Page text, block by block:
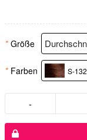
* Größe
* Farben S-132
-